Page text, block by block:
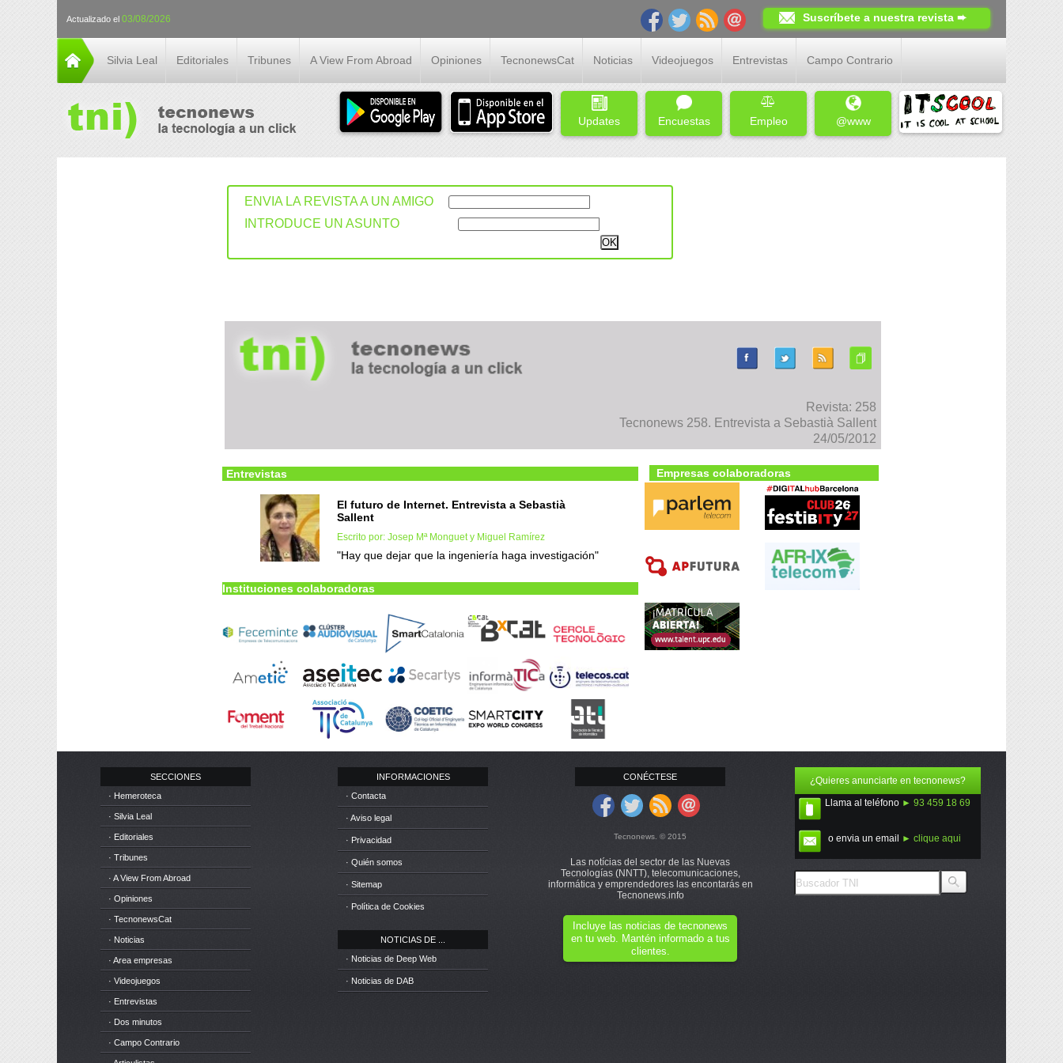
Actualizado el 03/08/2026 Suscríbete a nuestra revista ➨
Silvia Leal Editoriales Tribunes A View From Abroad Opiniones TecnonewsCat Noticias Videojuegos Entrevistas Campo Contrario
Updates Encuestas Empleo @www
ENVIA LA REVISTA A UN AMIGO
INTRODUCE UN ASUNTO
Revista: 258
Tecnonews 258. Entrevista a Sebastià Sallent
24/05/2012
Entrevistas
El futuro de Internet. Entrevista a Sebastià
Sallent
Escrito por: Josep Mª Monguet y Miguel Ramírez
"Hay que dejar que la ingeniería haga investigación"
Instituciones colaboradoras
Empresas colaboradoras
SECCIONES
· Hemeroteca
· Silvia Leal
· Editoriales
· Tribunes
· A View From Abroad
· Opiniones
· TecnonewsCat
· Noticias
· Area empresas
· Videojuegos
· Entrevistas
· Dos minutos
· Campo Contrario
INFORMACIONES
· Contacta
· Aviso legal
· Privacidad
· Quién somos
· Sitemap
· Política de Cookies
NOTICIAS DE ...
· Noticias de Deep Web
· Noticias de DAB
CONÉCTESE
Tecnonews. © 2015
Las notícias del sector de las Nuevas
Tecnologías (NNTT), telecomunicaciones,
informática y emprendedores las encontarás en
Tecnonews.info
Incluye las noticias de tecnonews
en tu web. Mantén informado a tus
clientes.
¿Quieres anunciarte en tecnonews?
Llama al teléfono ► 93 459 18 69
o envia un email ► clique aqui